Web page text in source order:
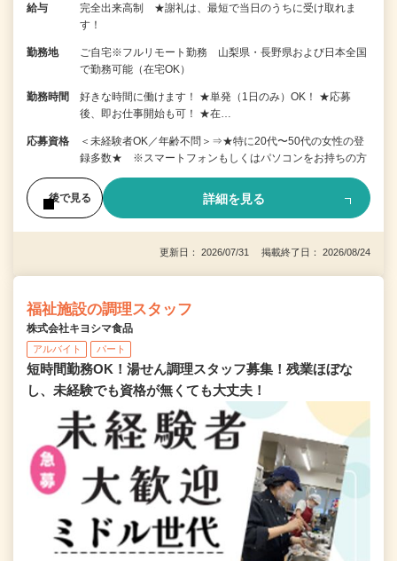
給与
完全出来高制 ★謝礼は、最短で当日のうちに受け取れま
す！
勤務地
ご自宅※フルリモート勤務 山梨県・長野県および日本全国
で勤務可能（在宅OK）
勤務時間
好きな時間に働けます！ ★単発（1日のみ）OK！ ★応募
後、即お仕事開始も可！ ★在…
応募資格
＜未経験者OK／年齢不問＞⇒★特に20代〜50代の女性の登
録多数★ ※スマートフォンもしくはパソコンをお持ちの方
後で見る 詳細を見る
更新日： 2026/07/31 掲載終了日： 2026/08/24
福祉施設の調理スタッフ
株式会社キヨシマ食品
アルバイト パート
短時間勤務OK！湯せん調理スタッフ募集！残業ほぼな
し、未経験でも資格が無くても大丈夫！